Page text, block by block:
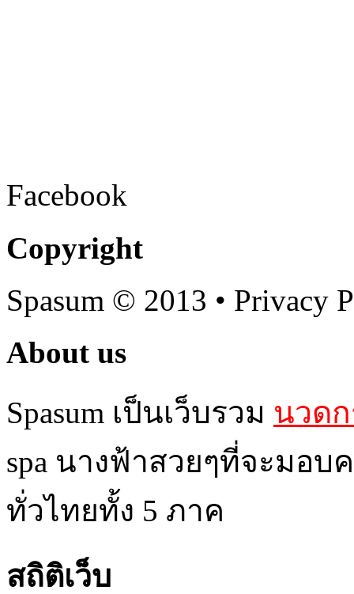
Facebook
Copyright
Spasum © 2013 • Privacy
About us
Spasum เป็นเว็บรวม นวด
spa นางฟ้าสวยๆที่จะมอ
ทั่วไทยทั้ง 5 ภาค
สถิติเว็บ